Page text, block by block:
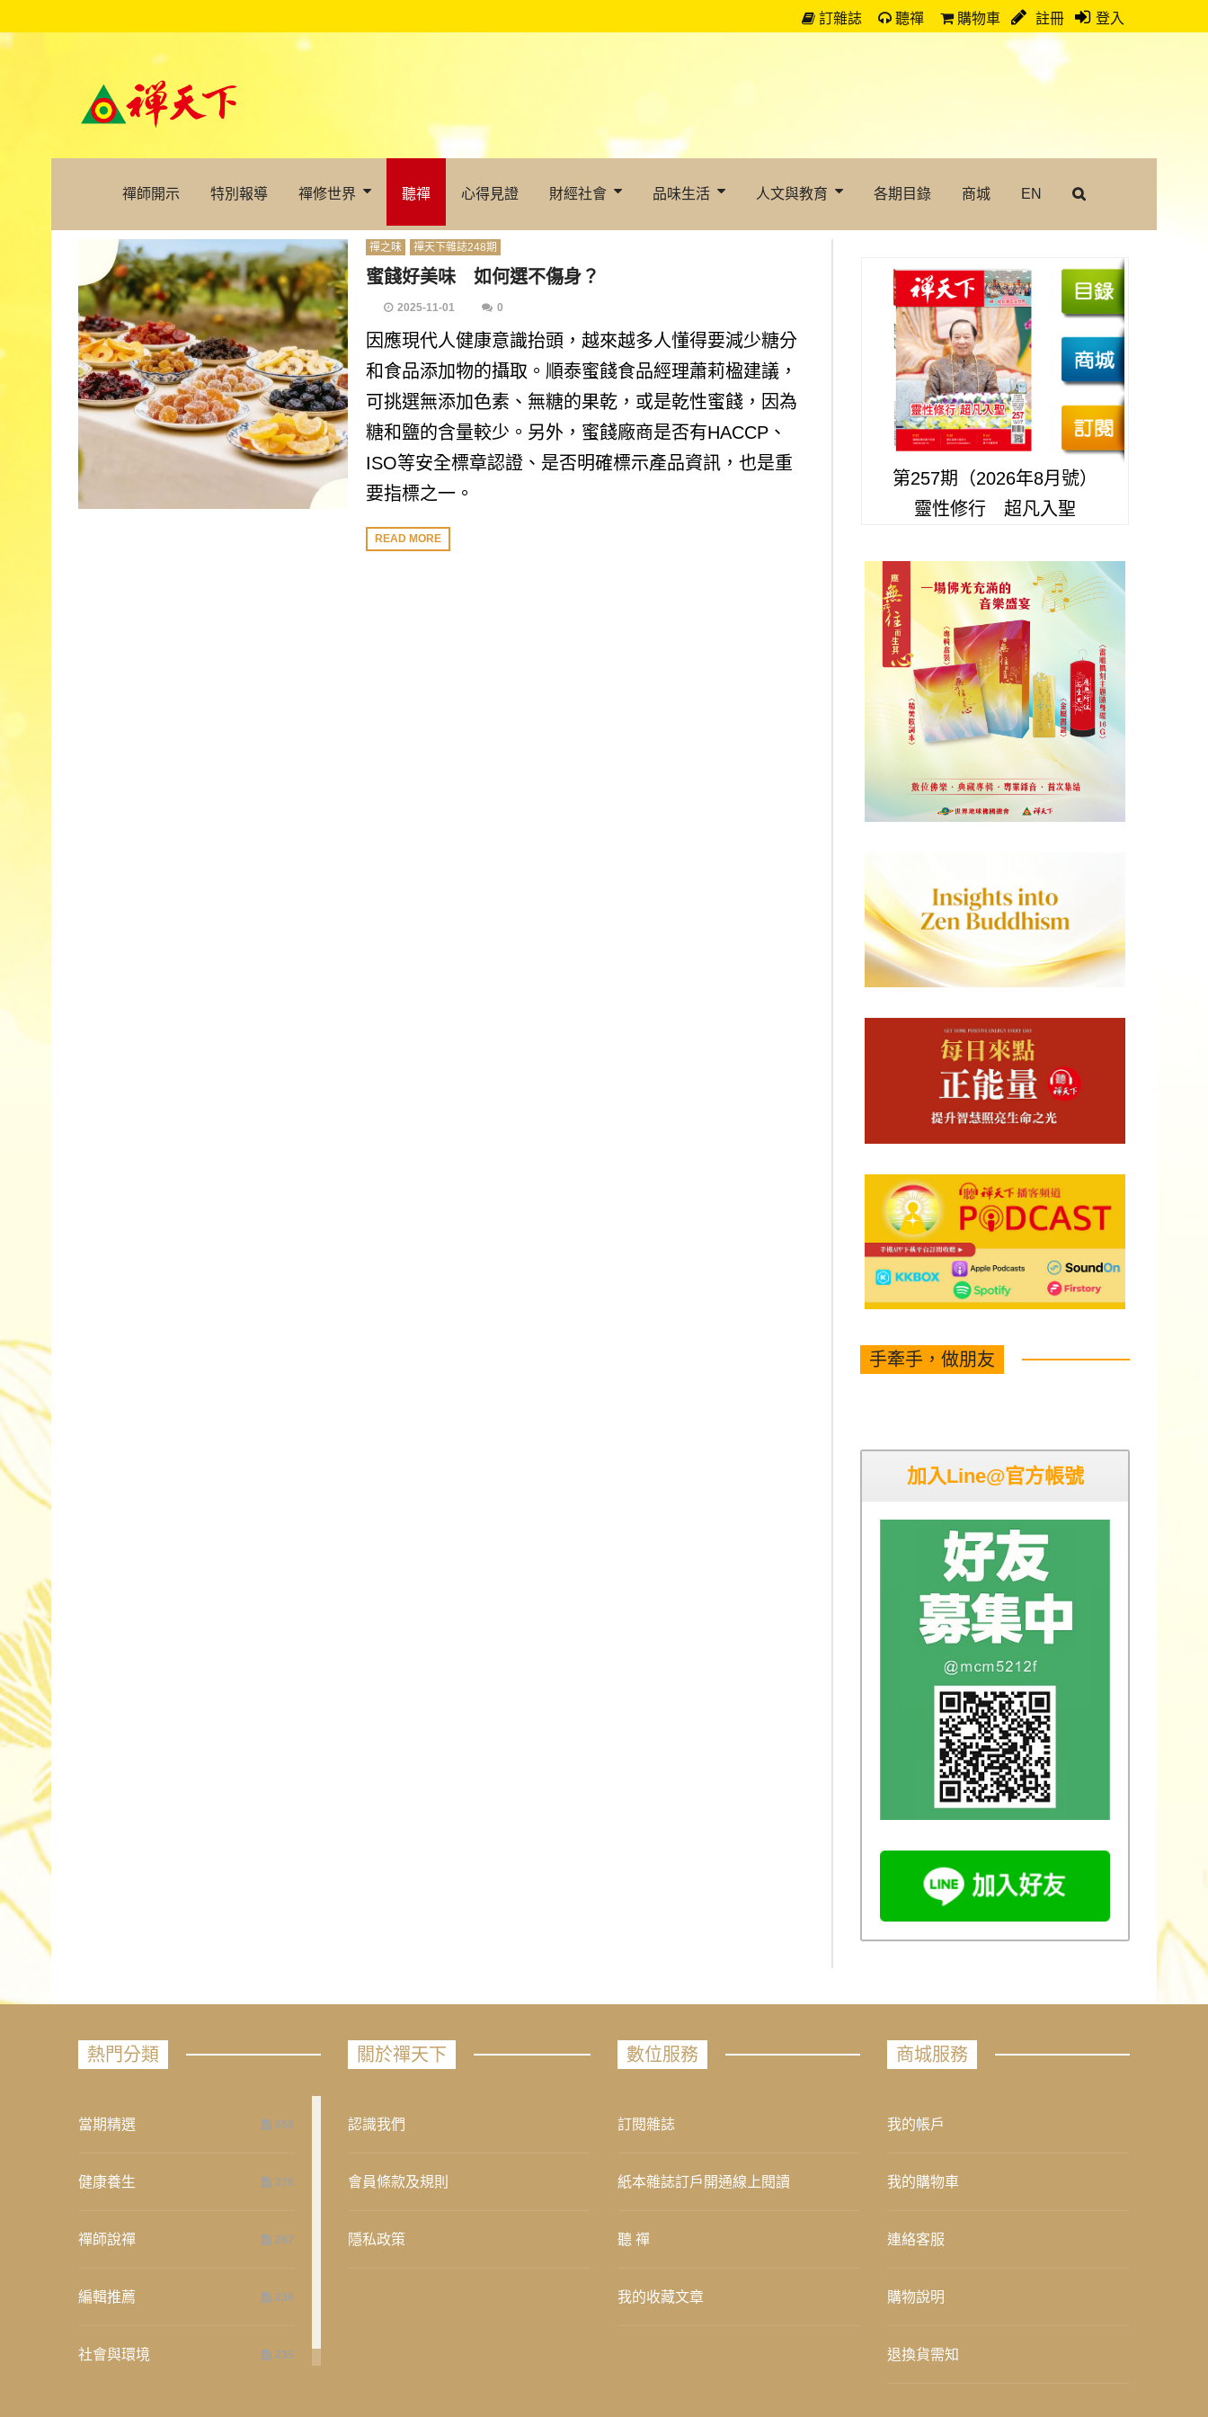
訂雜誌 聽禪 購物車 註冊 登入
禪師開示 特別報導 禪修世界 聽禪 心得見證 財經社會 品味生活 人文與教育 各期目錄 商城 EN
禪之味 禪天下雜誌248期
蜜餞好美味 如何選不傷身？
2025-11-01 0
因應現代人健康意識抬頭，越來越多人懂得要減少糖分
和食品添加物的攝取。順泰蜜餞食品經理蕭莉楹建議，
可挑選無添加色素、無糖的果乾，或是乾性蜜餞，因為
糖和鹽的含量較少。另外，蜜餞廠商是否有HACCP、
ISO等安全標章認證、是否明確標示產品資訊，也是重
要指標之一。
READ MORE
第257期（2026年8月號）
靈性修行 超凡入聖
手牽手，做朋友
加入Line@官方帳號
熱門分類
當期精選 658
健康養生 276
禪師說禪 267
編輯推薦 236
社會與環境 235
關於禪天下
認識我們
會員條款及規則
隱私政策
數位服務
訂閱雜誌
紙本雜誌訂戶開通線上閱讀
聽 禪
我的收藏文章
商城服務
我的帳戶
我的購物車
連絡客服
購物說明
退換貨需知